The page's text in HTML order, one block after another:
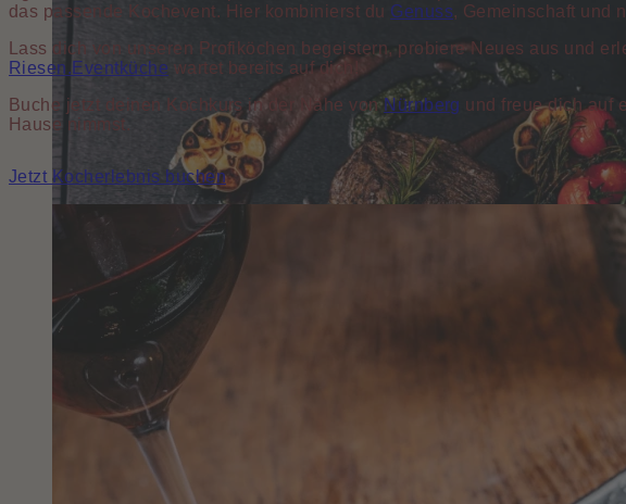
das passende Kochevent. Hier kombinierst du Genuss, Gemeinschaft und
Lass dich von unseren Profiköchen begeistern, probiere Neues aus und
Riesen.Eventküche wartet bereits auf dich!
Buche jetzt deinen Kochkurs in der Nähe vonNürnberg und freue dich auf
Hause nimmst.
Jetzt Kocherlebnis buchen